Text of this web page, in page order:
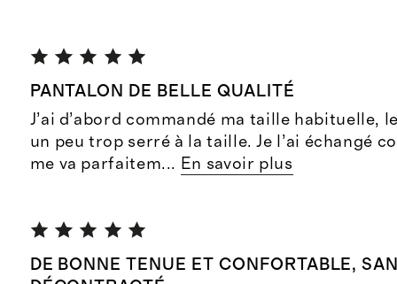
PANTALON DE BELLE QUALITÉ
J’ai d’abord commandé ma taille habituelle,
un peu trop serré à la taille. Je l’ai échangé
me va parfaitem... En savoir plus
DE BONNE TENUE ET CONFORTABLE,